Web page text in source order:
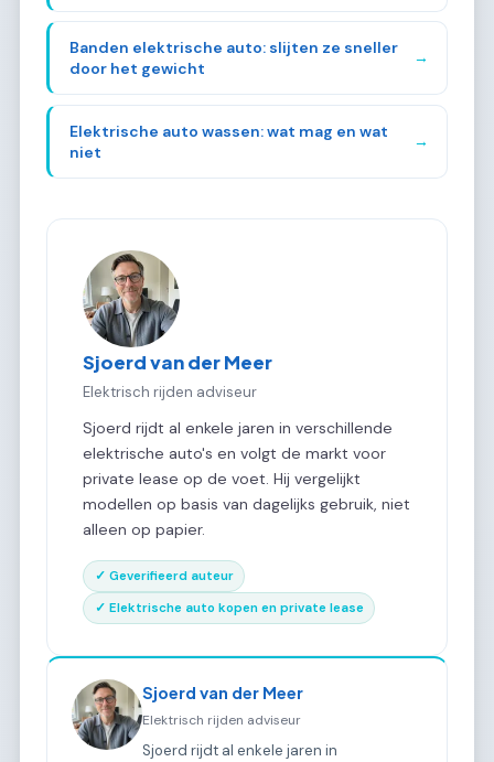
Banden elektrische auto: slijten ze sneller
door het gewicht
→
Elektrische auto wassen: wat mag en wat
niet
→
Sjoerd van der Meer
Elektrisch rijden adviseur
Sjoerd rijdt al enkele jaren in verschillende
elektrische auto's en volgt de markt voor
private lease op de voet. Hij vergelijkt
modellen op basis van dagelijks gebruik, niet
alleen op papier.
✓ Geverifieerd auteur
✓ Elektrische auto kopen en private lease
Sjoerd van der Meer
Elektrisch rijden adviseur
Sjoerd rijdt al enkele jaren in